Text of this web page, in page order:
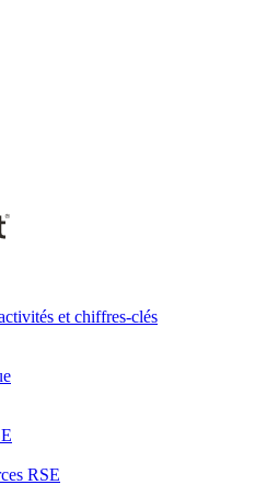
et chiffres-clés
RSE